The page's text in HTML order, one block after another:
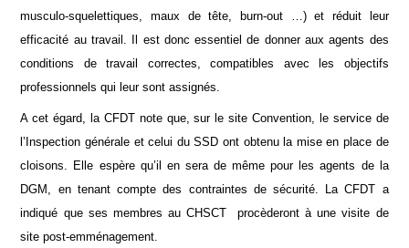
musculo-squelettiques, maux de tête, burn-out …) et réduit leur
efficacité au travail. Il est donc essentiel de donner aux agents des
conditions de travail correctes, compatibles avec les objectifs
professionnels qui leur sont assignés.
A cet égard, la CFDT note que, sur le site Convention, le service de
l’Inspection générale et celui du SSD ont obtenu la mise en place de
cloisons. Elle espère qu’il en sera de même pour les agents de la
DGM, en tenant compte des contraintes de sécurité. La CFDT a
indiqué que ses membres au CHSCT procèderont à une visite de
site post-emménagement.